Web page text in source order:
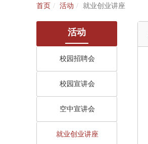
首页 活动 就业创业讲座
活动
校园招聘会
校园宣讲会
空中宣讲会
就业创业讲座